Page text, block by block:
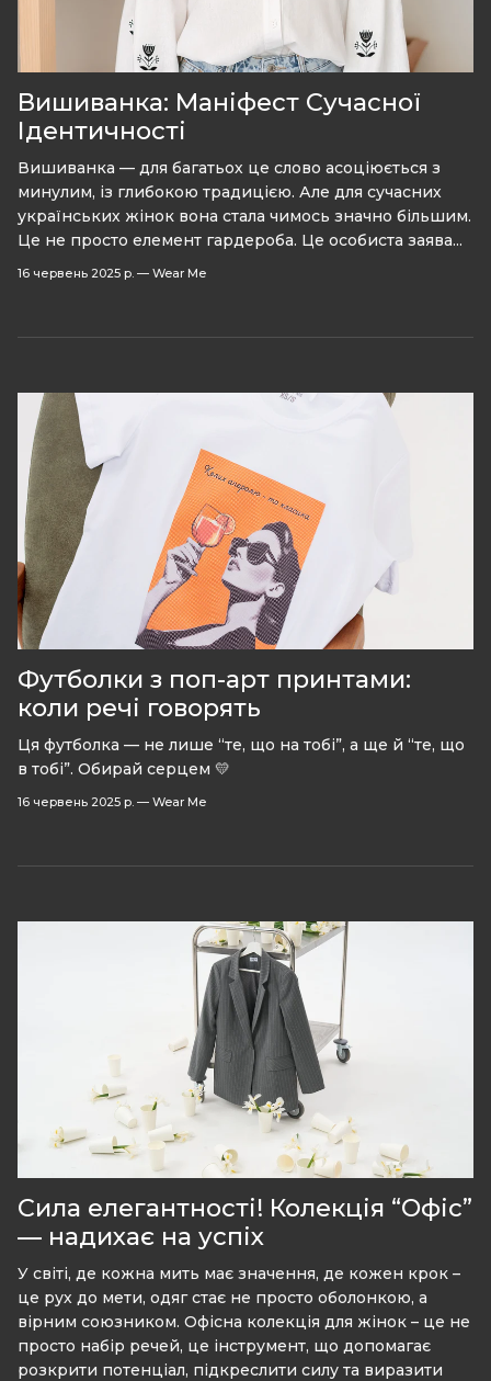
Вишиванка: Маніфест Сучасної
Ідентичності
Вишиванка — для багатьох це слово асоціюється з
минулим, із глибокою традицією. Але для сучасних
українських жінок вона стала чимось значно більшим.
Це не просто елемент гардероба. Це особиста заява...
16 червень 2025 р. — Wear Me
Футболки з поп-арт принтами:
коли речі говорять
Ця футболка — не лише “те, що на тобі”, а ще й “те, що
в тобі”. Обирай серцем 💛
16 червень 2025 р. — Wear Me
Сила елегантності! Колекція “Офіс”
— надихає на успіх
У світі, де кожна мить має значення, де кожен крок –
це рух до мети, одяг стає не просто оболонкою, а
вірним союзником. Офісна колекція для жінок – це не
просто набір речей, це інструмент, що допомагає
розкрити потенціал, підкреслити силу та виразити